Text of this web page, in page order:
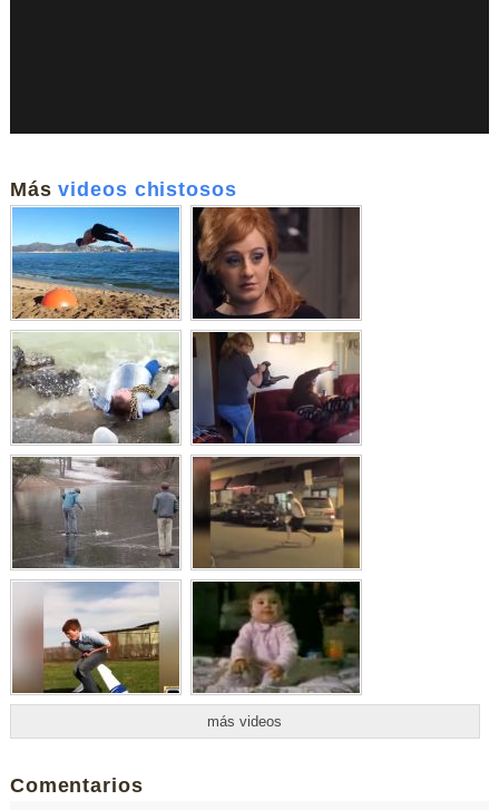
Másvideos chistosos
más videos
Comentarios